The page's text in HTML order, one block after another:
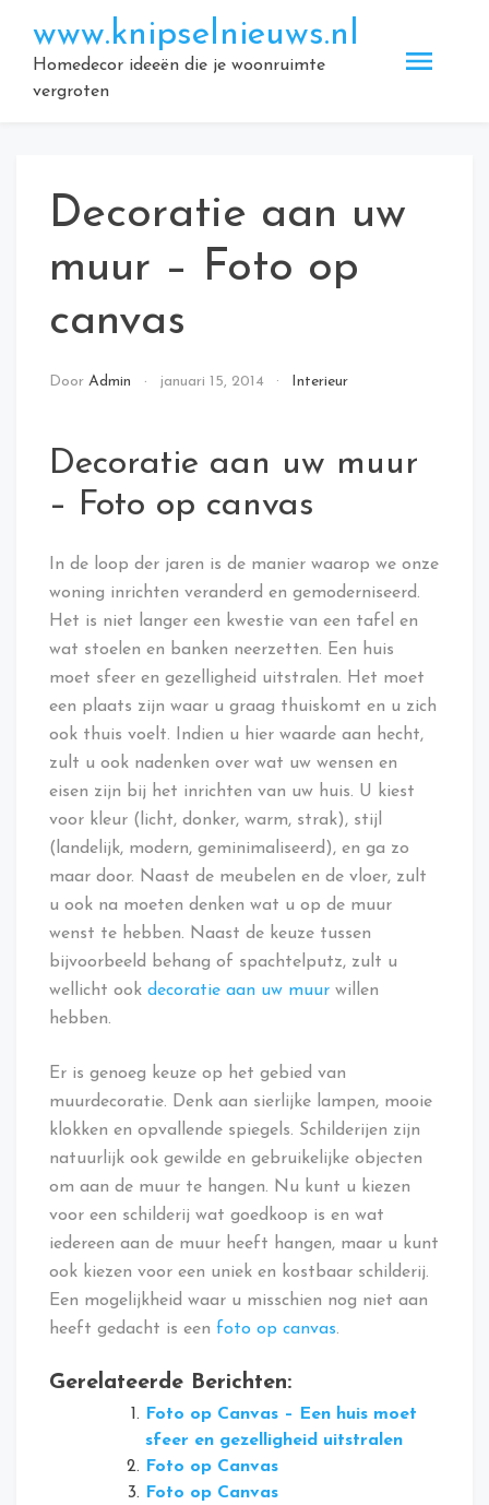
naar
inhoud
www.knipselnieuws.nl
Homedecor ideeën die je woonruimte
vergroten
Decoratie aan uw
muur – Foto op
canvas
Door Admin januari 15, 2014 Interieur
Decoratie aan uw muur
– Foto op canvas
In de loop der jaren is de manier waarop we onze
woning inrichten veranderd en gemoderniseerd.
Het is niet langer een kwestie van een tafel en
wat stoelen en banken neerzetten. Een huis
moet sfeer en gezelligheid uitstralen. Het moet
een plaats zijn waar u graag thuiskomt en u zich
ook thuis voelt. Indien u hier waarde aan hecht,
zult u ook nadenken over wat uw wensen en
eisen zijn bij het inrichten van uw huis. U kiest
voor kleur (licht, donker, warm, strak), stijl
(landelijk, modern, geminimaliseerd), en ga zo
maar door. Naast de meubelen en de vloer, zult
u ook na moeten denken wat u op de muur
wenst te hebben. Naast de keuze tussen
bijvoorbeeld behang of spachtelputz, zult u
wellicht ook decoratie aan uw muur willen
hebben.
Er is genoeg keuze op het gebied van
muurdecoratie. Denk aan sierlijke lampen, mooie
klokken en opvallende spiegels. Schilderijen zijn
natuurlijk ook gewilde en gebruikelijke objecten
om aan de muur te hangen. Nu kunt u kiezen
voor een schilderij wat goedkoop is en wat
iedereen aan de muur heeft hangen, maar u kunt
ook kiezen voor een uniek en kostbaar schilderij.
Een mogelijkheid waar u misschien nog niet aan
heeft gedacht is een foto op canvas.
Gerelateerde Berichten:
Foto op Canvas – Een huis moet
sfeer en gezelligheid uitstralen
Foto op Canvas
Foto op Canvas